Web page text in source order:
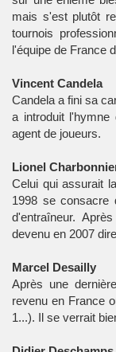
mais s'est plutôt
tournois
l'équipe de France
Vincent Candela
Candela a fini sa
a introduit
agent de joueurs.
Lionel
Celui qui assurait
1998 se
d'entraîneur.
devenu en 2007
Marcel Desailly
Après une
revenu en France
1...). Il se verrait